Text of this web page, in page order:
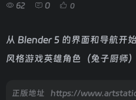
62 0 0
从 Blender 5 的界面和导航开
风格游戏英雄角色（兔子厨师）
正版地址
https://